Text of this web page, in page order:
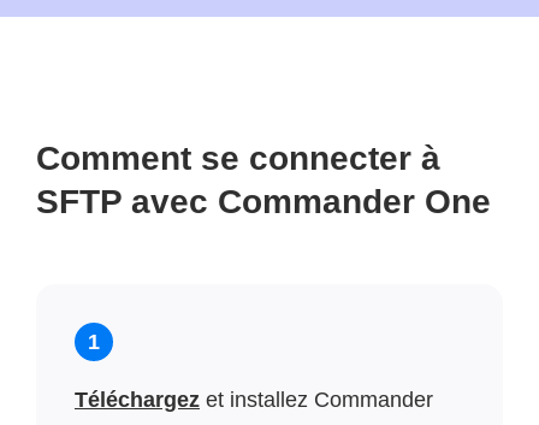
Comment se connecter à
SFTP avec Commander One
1
Téléchargez et installez Commander